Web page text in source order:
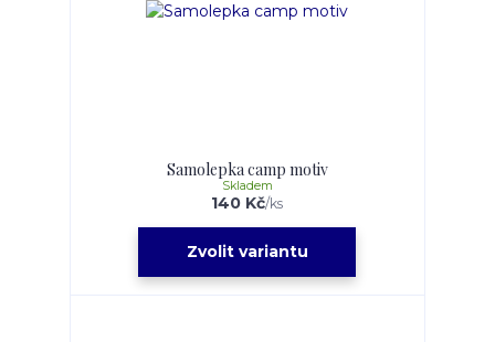
Samolepka camp motiv
140 Kč/ks
Skladem
Zvolit variantu